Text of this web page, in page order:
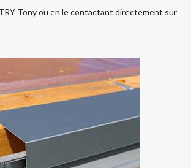
Tony ou en le contactant directement sur